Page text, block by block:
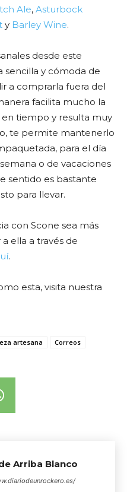
Ale, Asturbock
y Barley Wine.
desde este
sencilla y cómoda de
a comprarla fuera del
facilita mucho la
tiempo y resulta muy
te permite mantenerlo
para el día
o de vacaciones
sentido es bastante
para llevar.
con Scone sea más
ella a través de
.
esta, visita nuestra
artesana
Correos
Arriba Blanco